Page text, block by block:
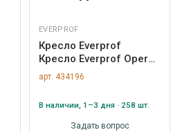
EVERPROF
Кресло Everprof
Кресло Everprof Opera
(Опера Блэк) CF Сетка
Черный арт. ZN-
арт. 434196
В наличии, 1–3 дня · 258 шт.
Задать вопрос